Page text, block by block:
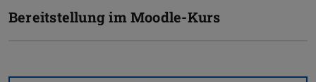
Bereitstellung im Moodle-Kurs